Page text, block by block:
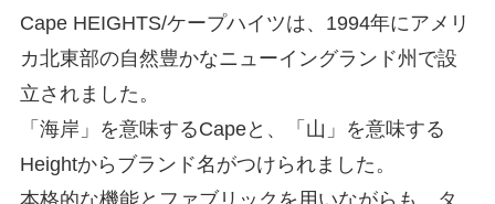
Cape HEIGHTS/ケープハイツは、1994年にアメリ
カ北東部の自然豊かなニューイングランド州で設
立されました。
「海岸」を意味するCapeと、「山」を意味する
Heightからブランド名がつけられました。
本格的な機能とファブリックを用いながらも、タ